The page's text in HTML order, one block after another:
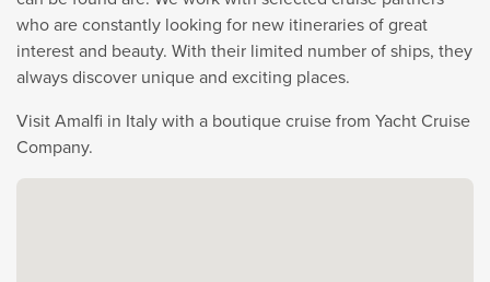
who are constantly looking for new itineraries of great
interest and beauty. With their limited number of ships, they
always discover unique and exciting places.
Visit Amalfi in Italy with a boutique cruise from Yacht Cruise
Company.